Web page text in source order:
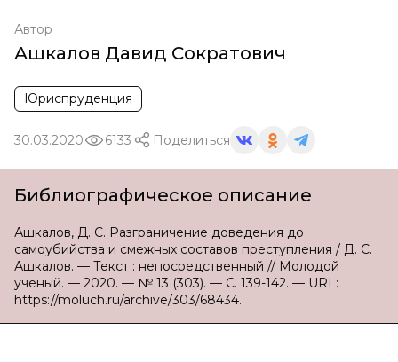
Автор
Ашкалов Давид Сократович
Юриспруденция
30.03.2020 6133 Поделиться
Библиографическое описание
Ашкалов, Д. С. Разграничение доведения до
самоубийства и смежных составов преступления / Д. С.
Ашкалов. — Текст : непосредственный // Молодой
ученый. — 2020. — № 13 (303). — С. 139-142. — URL:
https://moluch.ru/archive/303/68434.